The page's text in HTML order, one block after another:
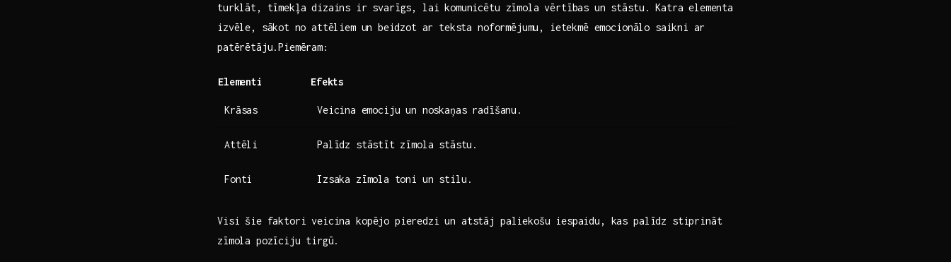
turklāt, tīmekļa dizains ⁣ir svarīgs,‍ lai komunicētu​ zīmola vērtības un stāstu. Katra elementa
‍izvēle, sākot⁣ no attēliem ⁤un ⁤beidzot ar teksta ‍noformējumu, ietekmē emocionālo‌ saikni ⁣ar
patērētāju.Piemēram:
Elementi Efekts
Krāsas Veicina ⁤emociju un noskaņas radīšanu.
Attēli Palīdz stāstīt⁤ zīmola⁢ stāstu.
Fonti Izsaka zīmola ⁢toni‌ un stilu.
Visi šie faktori veicina‌ kopējo pieredzi un atstāj paliekošu iespaidu, kas ‍palīdz stiprināt
zīmola pozīciju ⁢tirgū.